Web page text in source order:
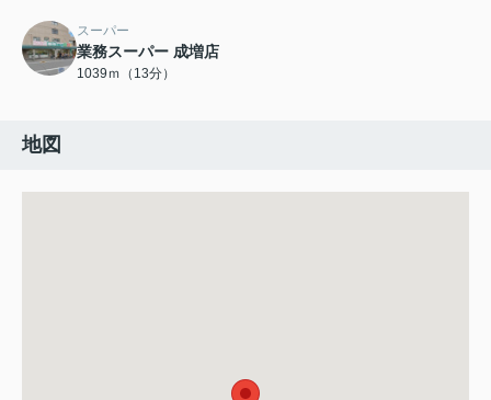
スーパー
業務スーパー 成増店
1039ｍ（13分）
地図